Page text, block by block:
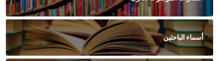
أسماء الباحثين